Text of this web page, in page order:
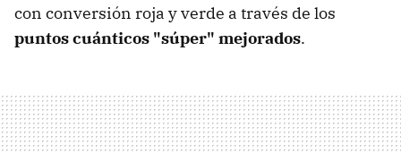
con conversión roja y verde a través de los
puntos cuánticos "súper" mejorados.